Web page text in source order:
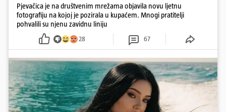
Pjevačica je na društvenim mrežama objavila novu ljetnu
fotografiju na kojoj je pozirala u kupaćem. Mnogi pratitelji
pohvalili su njenu zavidnu liniju
28 67